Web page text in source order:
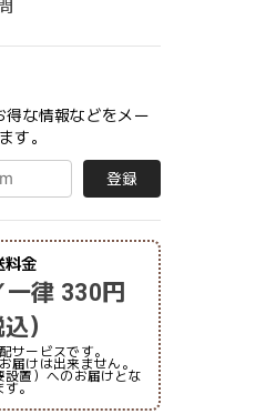
得な情報などをメー
す。
登録
料金
一律 330円
込）
サービスです。
届けは出来ません。
置）へのお届けとな
す。